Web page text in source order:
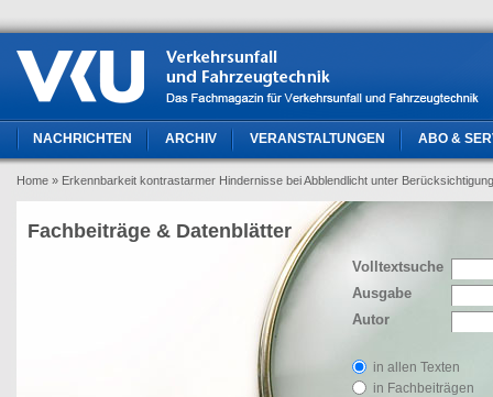
NACHRICHTEN ARCHIV VERANSTALTUNGEN ABO &
Home » Erkennbarkeit kontrastarmer Hindernisse bei Abblendlicht unter
Volltextsuche
Ausgabe
Autor
in allen Texten
in Fachbeiträgen
Fachbeiträge & Datenblätter